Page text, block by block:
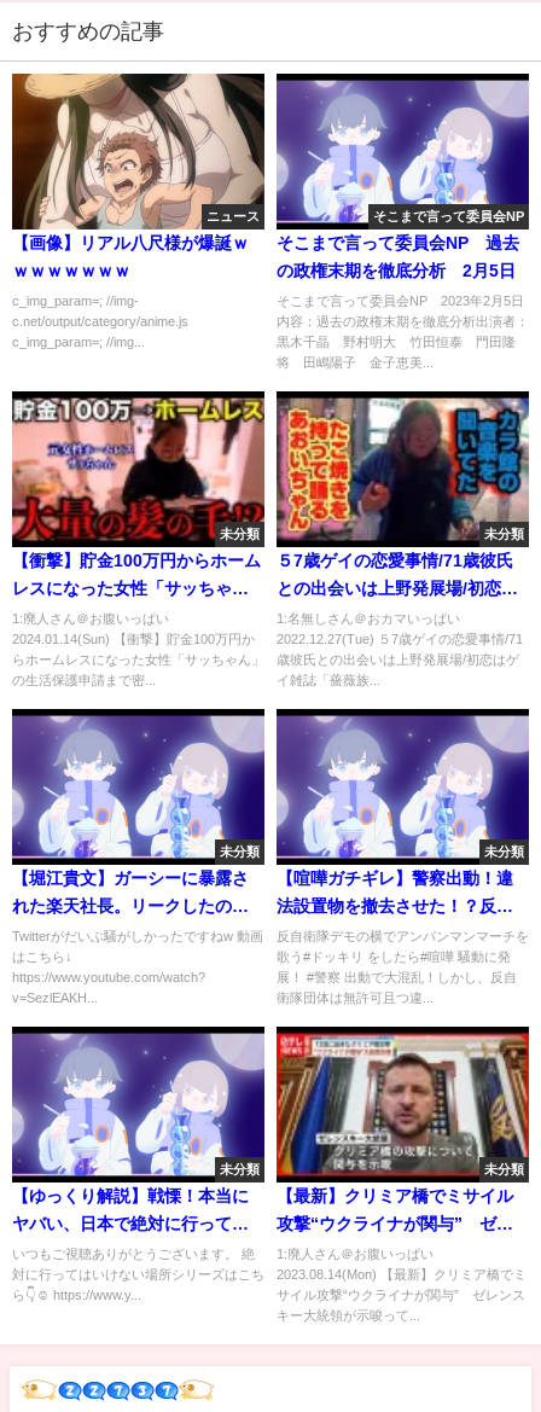
おすすめの記事
ニュース
【画像】リアル八尺様が爆誕ｗ
ｗｗｗｗｗｗｗ
c_img_param=; //img-
c.net/output/category/anime.js
c_img_param=; //img...
そこまで言って委員会NP
そこまで言って委員会NP 過去
の政権末期を徹底分析 2月5日
そこまで言って委員会NP 2023年2月5日
内容：過去の政権末期を徹底分析出演者：
黒木千晶 野村明大 竹田恒泰 門田隆
将 田嶋陽子 金子恵美...
未分類
【衝撃】貯金100万円からホーム
レスになった女性「サッちゃ
ん」の生活保護申請まで密着し
てみたら衝撃の私生活が明らか
に（後編）
1:廃人さん＠お腹いっぱい
2024.01.14(Sun) 【衝撃】貯金100万円か
らホームレスになった女性「サッちゃん」
の生活保護申請まで密...
未分類
５7歳ゲイの恋愛事情/71歳彼氏
との出会いは上野発展場/初恋は
ゲイ雑誌「薔薇族」の文通欄
で…
1:名無しさん＠おカマいっぱい
2022.12.27(Tue) ５7歳ゲイの恋愛事情/71
歳彼氏との出会いは上野発展場/初恋はゲ
イ雑誌「薔薇族...
未分類
【堀江貴文】ガーシーに暴露さ
れた楽天社長。リークしたのは
●●か。【ホリエモン 三木谷浩史
社長 株価 暴落 ブチギレ 三木谷
ルーム 切り抜き ガーシーch ひ
Twitterがだいぶ騒がしかったですねw 動画
はこちら↓
https://www.youtube.com/watch?
v=SezlEAKH...
未分類
【喧嘩ガチギレ】警察出動！違
法設置物を撤去させた！？反自
衛隊デモの横でアンパンマンマ
ーチを歌ってみた！
反自衛隊デモの横でアンパンマンマーチを
歌う#ドッキリ をしたら#喧嘩 騒動に発
展！ #警察 出動で大混乱！しかし、反自
衛隊団体は無許可且つ違...
未分類
【ゆっくり解説】戦慄！本当に
ヤバい、日本で絶対に行っては
いけない場所４選【第４弾】
いつもご視聴ありがとうございます。 絶
対に行ってはいけない場所シリーズはこち
ら👇☺ https://www.y...
未分類
【最新】クリミア橋でミサイル
攻撃“ウクライナが関与” ゼレ
ンスキー大統領が示唆
1:廃人さん＠お腹いっぱい
2023.08.14(Mon) 【最新】クリミア橋でミ
サイル攻撃“ウクライナが関与” ゼレンス
キー大統領が示唆って...